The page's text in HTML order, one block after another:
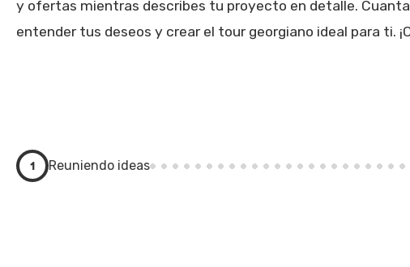
y ofertas mientras describes tu proyecto en detalle.
entender tus deseos y crear el tour georgiano ideal para ti.
1 Reuniendo ideas